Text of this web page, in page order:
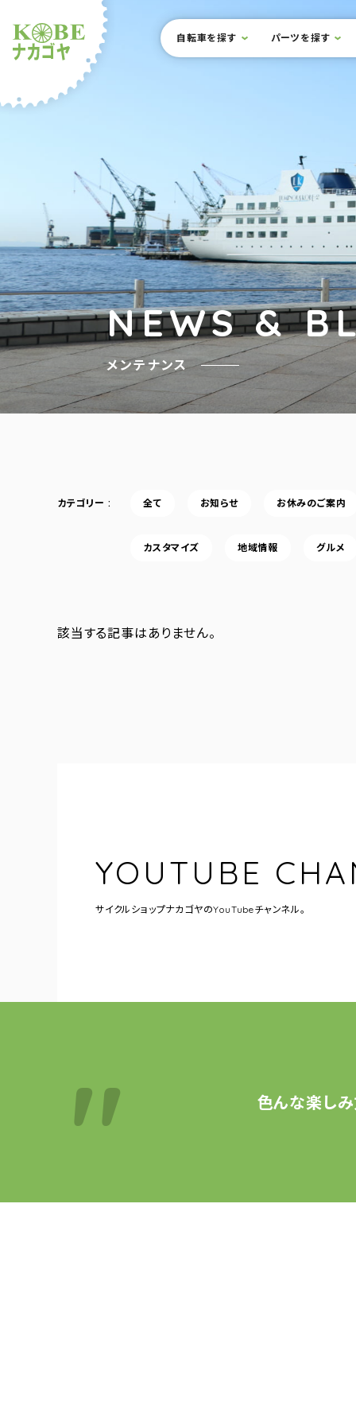
サイト内メニュー
本文までスキップ
自転車を探す パーツを探す
NEWS &
メンテナンス
カテゴリー 全て お知らせ お休みのご案内
カスタマイズ 地域情報 グルメ
該当する記事はありません。
YOUTUBE
サイクルショップナカゴヤのYouTubeチャンネル。
色んな楽し